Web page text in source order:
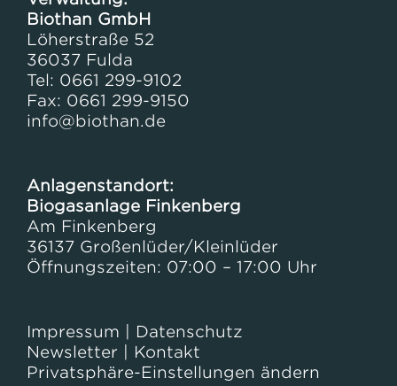
Biothan GmbH
Löherstraße 52
36037 Fulda
Tel: 0661 299-9102
Fax: 0661 299-9150
info@biothan.de
Anlagenstandort:
Biogasanlage Finkenberg
Am Finkenberg
36137 Großenlüder/Kleinlüder
Öffnungszeiten: 07:00 – 17:00 Uhr
Impressum
Datenschutz
Newsletter
Kontakt
Privatsphäre-Einstellungen ändern